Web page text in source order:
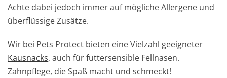
Achte dabei jedoch immer auf mögliche Allergene und
überflüssige Zusätze.
Wir bei Pets Protect bieten eine Vielzahl geeigneter
Kausnacks, auch für futtersensible Fellnasen.
Zahnpflege, die Spaß macht und schmeckt!